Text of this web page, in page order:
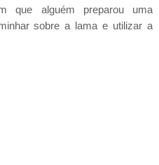
que alguém preparou uma
sobre a lama e utilizar a